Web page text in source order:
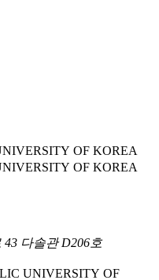
43 다솔관 D206호
UNIVERSITY OF